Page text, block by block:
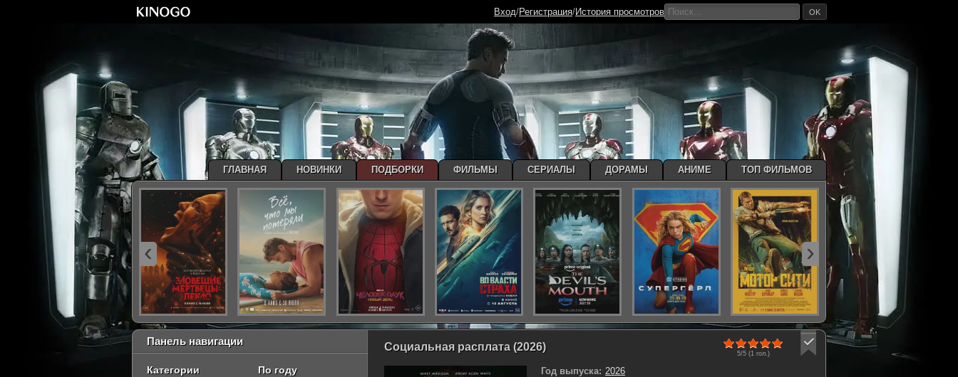
Социальная расплата (2026)
5/5 (1гол.)
Год выпуска: 2026
Панель навигации
Категории По году
ГЛАВНАЯ НОВИНКИ ПОДБОРКИ ФИЛЬМЫ СЕРИАЛЫ ДОРАМЫ АНИМЕ ТОП ФИЛЬМОВ
‹ ›
Вход/Регистрация/История просмотров OK